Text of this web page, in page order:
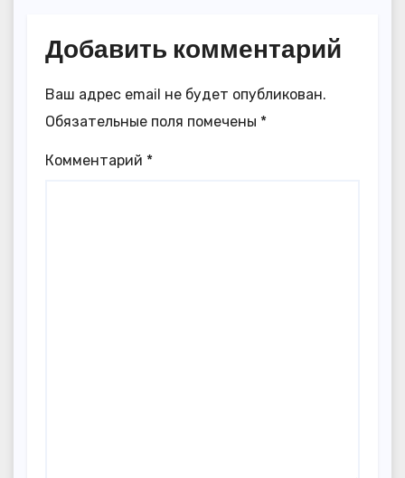
Добавить комментарий
Ваш адрес email не будет опубликован.
Обязательные поля помечены *
Комментарий *